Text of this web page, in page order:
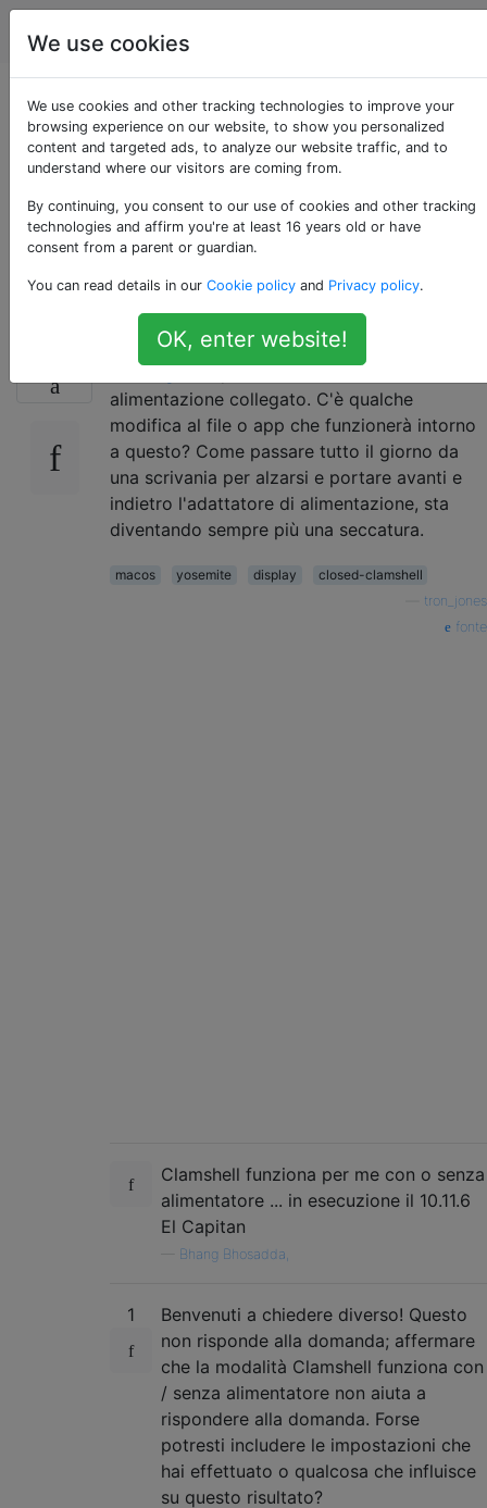
Apple
Utilizzare la modalità
a conchiglia senza
adattatore di
alimentazione
Uno dei requisiti per utilizzare la
conchigliaè quello di avere l'adattatore di
alimentazione collegato. C'è qualche
modifica al file o app che funzionerà intorno
a questo? Come passare tutto il giorno da
una scrivania per alzarsi e portare avanti e
indietro l'adattatore di alimentazione, sta
diventando sempre più una seccatura.
macos yosemite display
closed-clamshell
tron_jones
fonte
Clamshell funziona per me con o senza
alimentatore ... in esecuzione il 10.11.6
El Capitan
Bhang Bhosadda,
1
Benvenuti a chiedere diverso! Questo
non risponde alla domanda; affermare
che la modalità Clamshell funziona con
/ senza alimentatore non aiuta a
rispondere alla domanda. Forse
potresti includere le impostazioni che
hai effettuato o qualcosa che influisce
su questo risultato?
We use cookies
We use cookies and other tracking technologies to improve your
browsing experience on our website, to show you personalized
content and targeted ads, to analyze our website traffic, and to
understand where our visitors are coming from.
By continuing, you consent to our use of cookies and other tracking
technologies and affirm you're at least 16 years old or have
consent from a parent or guardian.
You can read details in our Cookie policy and Privacy policy.
OK, enter website!